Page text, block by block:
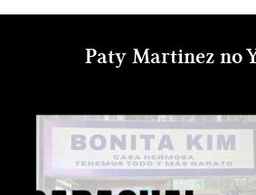
Paty Martinez no